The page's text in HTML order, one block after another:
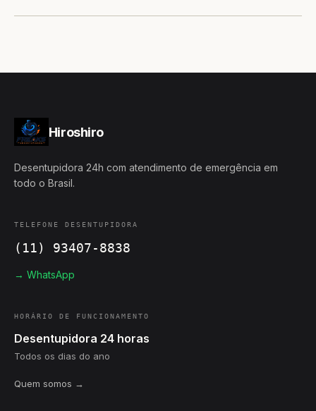
Hiroshiro
Desentupidora 24h com atendimento de emergência em
todo o Brasil.
TELEFONE DESENTUPIDORA
(11) 93407-8838
→ WhatsApp
HORÁRIO DE FUNCIONAMENTO
Desentupidora 24 horas
Todos os dias do ano
Quem somos →